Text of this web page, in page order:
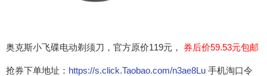
奥克斯小飞碟电动剃须刀，官方原价119元， 券后价59.53元包邮
抢券下单地址： https://s.click.Taobao.com/n3ae8Lu 手机淘口令